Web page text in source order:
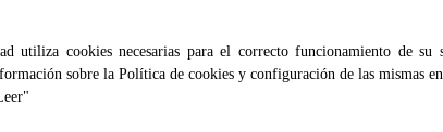
utiliza cookies necesarias para el correcto funcionamiento de su
sobre la Política de cookies y configuración de las mismas
Cl@ve. Haga clic en el logotipo.